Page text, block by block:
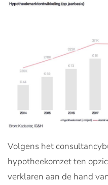
Volgens het
hypotheekomzet ten
verklaren aan de hand